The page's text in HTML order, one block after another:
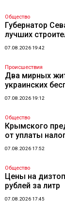
Общество
Губернатор
лучших
07.08.2026 19:42
Происшествия
Два мирных
украинских
07.08.2026 19:12
Общество
Крымского
от уплаты
07.08.2026 17:52
Общество
Цены на
рублей за литр
07.08.2026 17:45